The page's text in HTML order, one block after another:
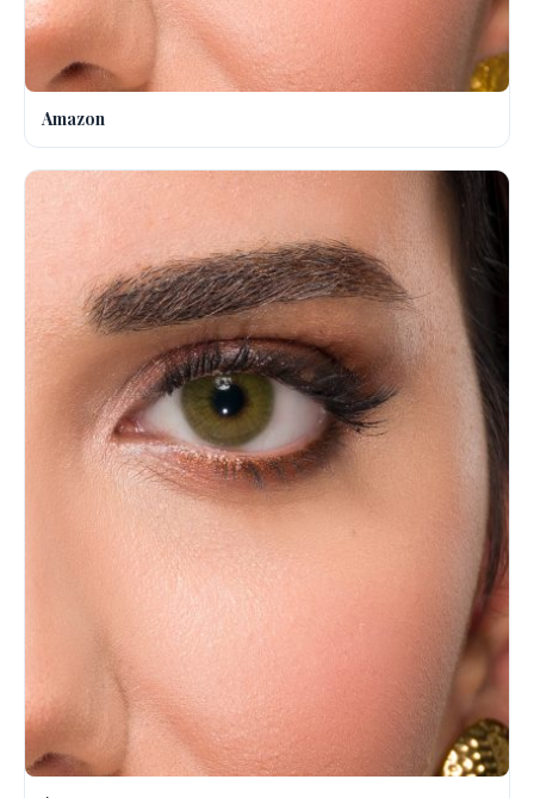
Amazon